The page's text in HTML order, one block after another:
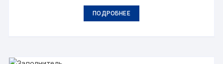
ПОДРОБНЕЕ